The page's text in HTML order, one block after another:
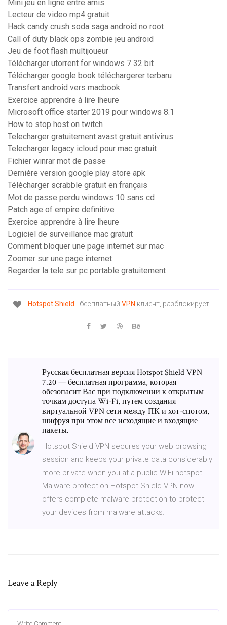
Mini jeu en ligne entre amis
Lecteur de video mp4 gratuit
Hack candy crush soda saga android no root
Call of duty black ops zombie jeu android
Jeu de foot flash multijoueur
Télécharger utorrent for windows 7 32 bit
Télécharger google book téléchargerer terbaru
Transfert android vers macbook
Exercice apprendre à lire lheure
Microsoft office starter 2019 pour windows 8.1
How to stop host on twitch
Telecharger gratuitement avast gratuit antivirus
Telecharger legacy icloud pour mac gratuit
Fichier winrar mot de passe
Dernière version google play store apk
Télécharger scrabble gratuit en français
Mot de passe perdu windows 10 sans cd
Patch age of empire definitive
Exercice apprendre à lire lheure
Logiciel de surveillance mac gratuit
Comment bloquer une page internet sur mac
Zoomer sur une page internet
Regarder la tele sur pc portable gratuitement
HotspotShield - бесплатный VPN клиент, разблокирует…
Русская бесплатная версия Hotspot Shield VPN
7.20 — бесплатная программа, которая
обезопасит Вас при подключении к открытым
точкам доступа Wi-Fi, путем создания
виртуальной VPN сети между ПК и хот-спотом,
шифруя при этом все исходящие и входящие
пакеты.
Hotspot Shield VPN secures your web browsing
session and keeps your private data considerably
more private when you at a public WiFi hotspot. -
Malware protection Hotspot Shield VPN now
offers complete malware protection to protect
your devices from malware attacks.
Leave a Reply